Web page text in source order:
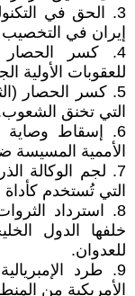
3. ​الحق في
إيران في التخصيب
4. ​كسر الحصار
للعقوبات الأولية
5. ​كسر الحصار
التي تخنق
6. ​إسقاط وصاية
الأممية المسيسة
7. ​لجم الوكالة
التي تُستخدم
8. ​استرداد
خلفها الدول
للعدوان.
9. ​طرد
الأمريكية من